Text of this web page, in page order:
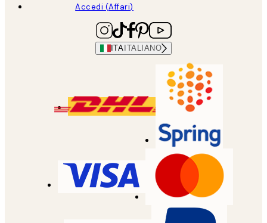
Accedi (Affari)
ITA ITALIANO